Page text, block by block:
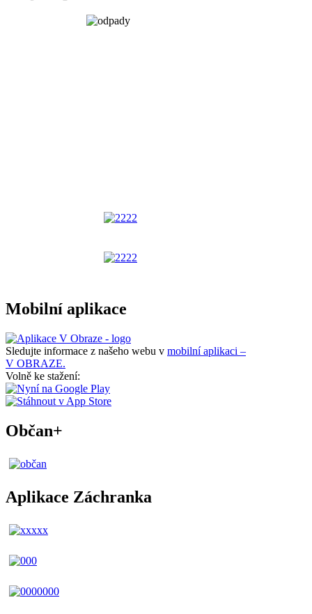
Mobilní aplikace
Sledujte informace z našeho webu v mobilní aplikaci –
V OBRAZE.
Volně ke stažení:
Občan+
Aplikace Záchranka